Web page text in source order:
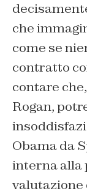
che
come se
contratto
contare
Rogan,
Obama da
interna alla
valutazione